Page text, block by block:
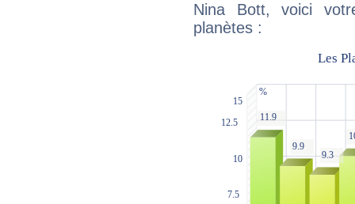
Nina Bott, voici
planètes :